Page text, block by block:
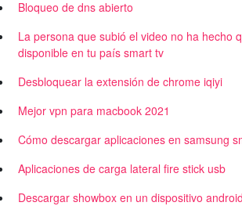
Bloqueo de dns abierto
La persona que subió el video no ha hecho
disponible en tu país smart tv
Desbloquear la extensión de chrome iqiyi
Mejor vpn para macbook 2021
Cómo descargar aplicaciones en samsung
Aplicaciones de carga lateral fire stick usb
Descargar showbox en un dispositivo android